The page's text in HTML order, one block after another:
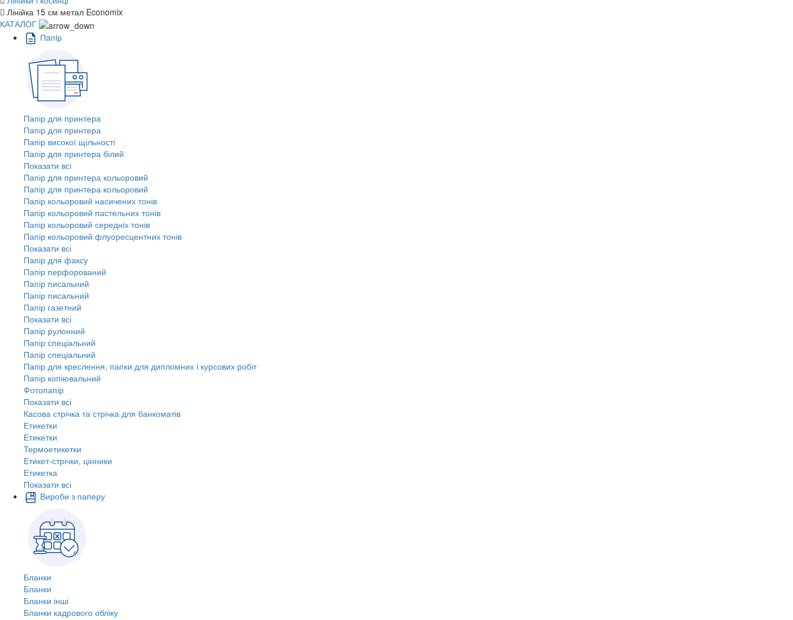
Лінійка 15 см метал Economix
КАТАЛОГ
Пaпiр
Папір для принтера
Папір для принтера
Папір високої щільності
Папір для принтера білий
Показати всі
Папір для принтера кольоровий
Папір для принтера кольоровий
Папір кольоровий насичених тонів
Папір кольоровий пастельних тонів
Папір кольоровий середніх тонів
Папір кольоровий флуоресцентних тонів
Показати всі
Папір для факсу
Папір перфорований
Папір писальний
Папір писальний
Папір газетний
Показати всі
Папір рулонний
Папір спеціальний
Папір спеціальний
Папір для креслення, папки для дипломних і курсових робіт
Папір копіювальний
Фотопапір
Показати всі
Касова стрічка та стрічка для банкоматів
Етикетки
Етикетки
Термоетикетки
Етикет-стрічки, цінники
Етикетка
Показати всі
Вироби з паперу
Бланки
Бланки
Бланки інші
Бланки кадрового обліку